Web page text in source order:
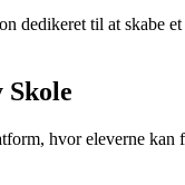
dedikeret til at skabe
hvor eleverne kan